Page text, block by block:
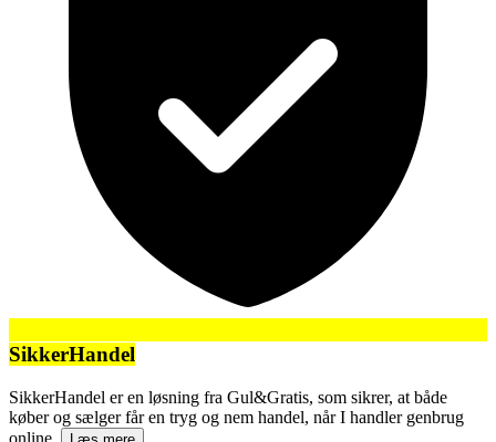
SikkerHandel
SikkerHandel er en løsning fra Gul&Gratis, som sikrer, at både
køber og sælger får en tryg og nem handel, når I handler genbrug
online.